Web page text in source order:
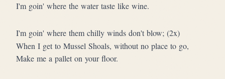
I'm goin' where the water taste like wine.
I'm goin' where them chilly winds don't blow; (2x)
When I get to Mussel Shoals, without no place to go,
Make me a pallet on your floor.